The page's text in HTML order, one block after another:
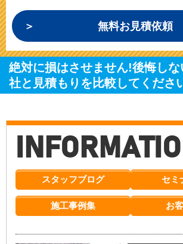
無料お見積依頼
絶対に損はさせません!後悔し
社と見積もりを比較してくださ
スタッフブログ セミ
施工事例集 お